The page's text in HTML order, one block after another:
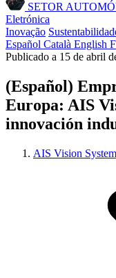
SETOR
Eletrónica
Inovação
Español Català English
Publicado a 15 de abril
(Español)
Europa: AIS
innovación
AIS Vision